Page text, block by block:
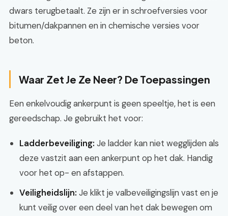
dwars terugbetaalt. Ze zijn er in schroefversies voor
bitumen/dakpannen en in chemische versies voor
beton.
Waar Zet Je Ze Neer? De Toepassingen
Een enkelvoudig ankerpunt is geen speeltje, het is een
gereedschap. Je gebruikt het voor:
Ladderbeveiliging: Je ladder kan niet wegglijden als
deze vastzit aan een ankerpunt op het dak. Handig
voor het op- en afstappen.
Veiligheidslijn: Je klikt je valbeveiligingslijn vast en je
kunt veilig over een deel van het dak bewegen om